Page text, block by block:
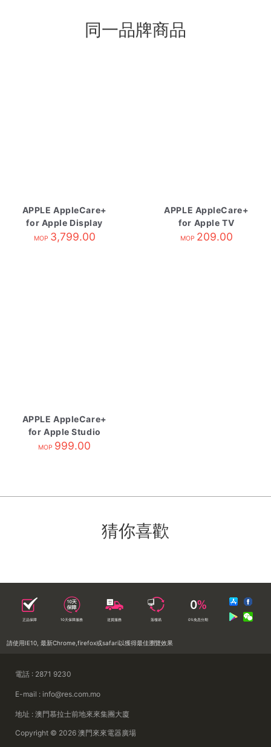
同一品牌商品
APPLE AppleCare+
for Apple Display
MOP 3,799.00
APPLE AppleCare+
for Apple TV
MOP 209.00
APPLE AppleCare+
for Apple Studio
Display
MOP 999.00
猜你喜歡
正品保障 10天保障服務 送貨服務 落樓易 0%免息分期
請使用IE10, 最新Chrome,firefox或safari以獲得最佳瀏覽效果
電話 : 2871 9230
E-mail : info@res.com.mo
地址 : 澳門慕拉士前地來來集團大廈
Copyright © 2026 澳門來來電器廣場